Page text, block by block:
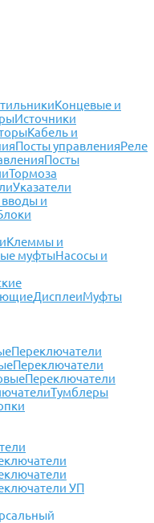
Концевые и
Источники
Кабель и
Посты управленияРеле
Посты
Тормоза
Указатели
и
Клеммы и
муфтыНасосы и
ДисплеиМуфты
Переключатели
Переключатели
Переключатели
Тумблеры
УП